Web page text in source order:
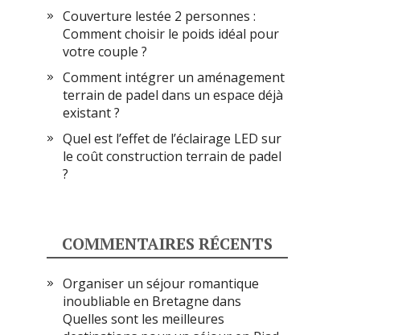
Couverture lestée 2 personnes :
Comment choisir le poids idéal pour
votre couple ?
Comment intégrer un aménagement
terrain de padel dans un espace déjà
existant ?
Quel est l’effet de l’éclairage LED sur
le coût construction terrain de padel
?
COMMENTAIRES RÉCENTS
Organiser un séjour romantique
inoubliable en Bretagne dans
Quelles sont les meilleures